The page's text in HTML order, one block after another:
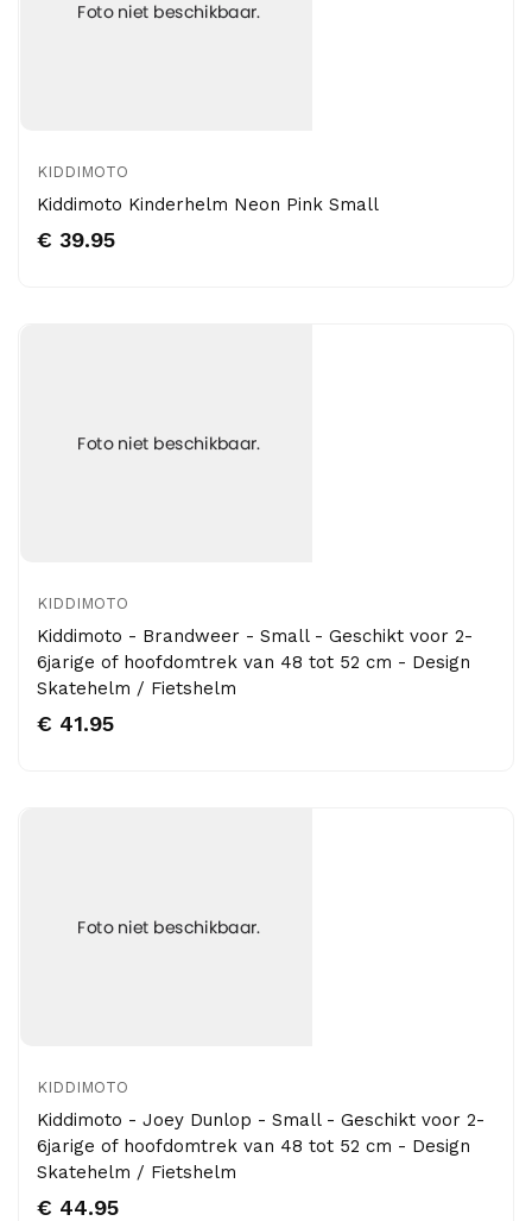
KIDDIMOTO
Kiddimoto Kinderhelm Neon Pink Small
€ 39.95
KIDDIMOTO
Kiddimoto - Brandweer - Small - Geschikt voor 2-
6jarige of hoofdomtrek van 48 tot 52 cm - Design
Skatehelm / Fietshelm
€ 41.95
KIDDIMOTO
Kiddimoto - Joey Dunlop - Small - Geschikt voor 2-
6jarige of hoofdomtrek van 48 tot 52 cm - Design
Skatehelm / Fietshelm
€ 44.95